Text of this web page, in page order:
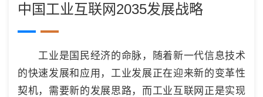
中国工业互联网2035发展战略
工业是国民经济的命脉，随着新一代信息技术
的快速发展和应用，工业发展正在迎来新的变革性
契机，需要新的发展思路，而工业互联网正是实现